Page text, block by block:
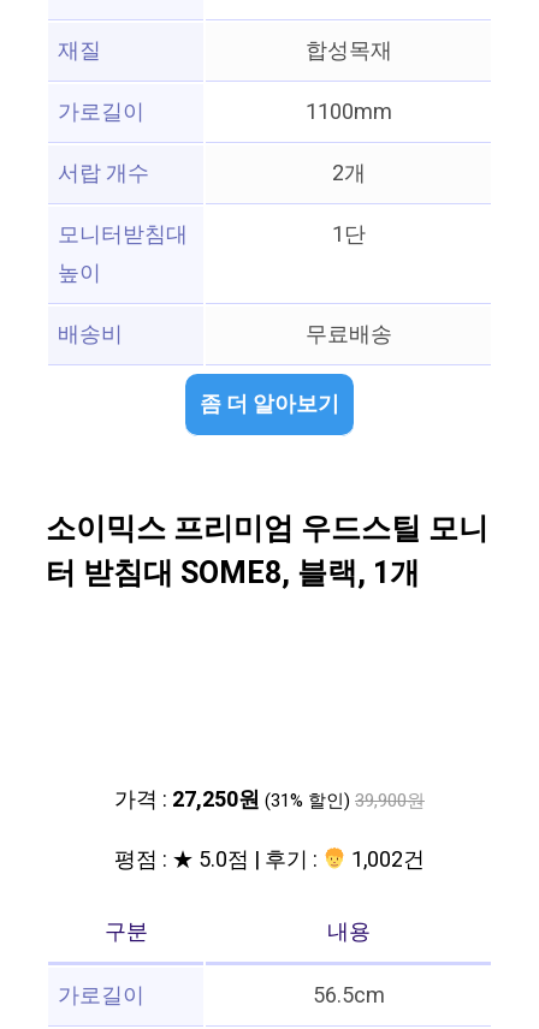
재질
합성목재
가로길이
1100mm
서랍 개수
2개
모니터받침대
높이
1단
배송비 무료배송
좀 더 알아보기
소이믹스 프리미엄 우드스틸 모니
터 받침대 SOME8, 블랙, 1개
가격 : 27,250원 (31% 할인) 39,900원
평점 : ★ 5.0점 | 후기 : 1,002건
구분
내용
가로길이
56.5cm